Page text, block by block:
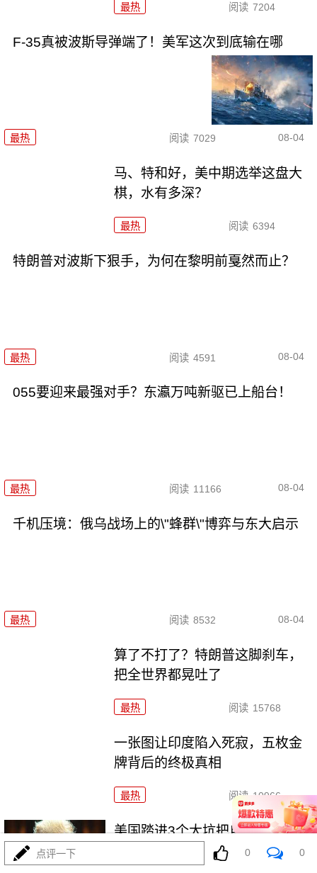
最热 阅读 7204
F-35真被波斯导弹端了！美军这次到底输在哪
最热 阅读 7029 08-04
马、特和好，美中期选举这盘大
棋，水有多深？
最热 阅读 6394
特朗普对波斯下狠手，为何在黎明前戛然而止？
最热 阅读 4591 08-04
055要迎来最强对手？东瀛万吨新驱已上船台！
最热 阅读 11166 08-04
千机压境：俄乌战场上的\"蜂群\"博弈与东大启示
最热 阅读 8532 08-04
算了不打了？特朗普这脚刹车，
把全世界都晃吐了
最热 阅读 15768
一张图让印度陷入死寂，五枚金
牌背后的终极真相
最热 阅读 10966
美国踏进3个大坑把自己埋了！恐
点评一下 0 0